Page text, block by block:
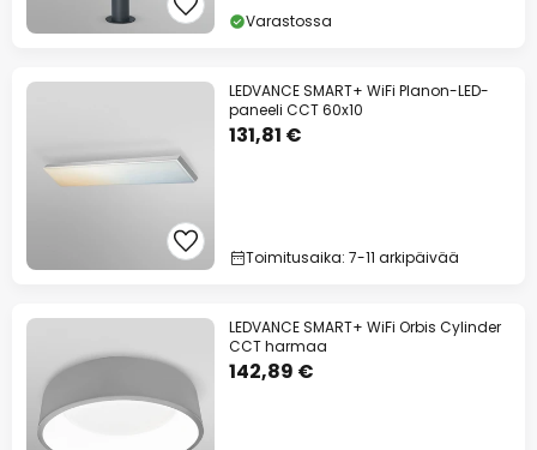
Varastossa
LEDVANCE SMART+ WiFi Planon-LED-
paneeli CCT 60x10
131,81 €
Toimitusaika: 7-11 arkipäivää
LEDVANCE SMART+ WiFi Orbis Cylinder
CCT harmaa
142,89 €